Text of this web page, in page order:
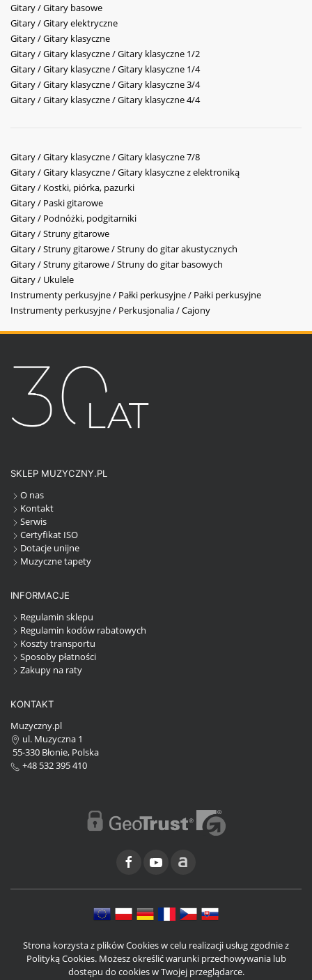
Gitary / Gitary basowe
Gitary / Gitary elektryczne
Gitary / Gitary klasyczne
Gitary / Gitary klasyczne / Gitary klasyczne 1/2
Gitary / Gitary klasyczne / Gitary klasyczne 1/4
Gitary / Gitary klasyczne / Gitary klasyczne 3/4
Gitary / Gitary klasyczne / Gitary klasyczne 4/4
Gitary / Gitary klasyczne / Gitary klasyczne 7/8
Gitary / Gitary klasyczne / Gitary klasyczne z elektroniką
Gitary / Kostki, piórka, pazurki
Gitary / Paski gitarowe
Gitary / Podnóżki, podgitarniki
Gitary / Struny gitarowe
Gitary / Struny gitarowe / Struny do gitar akustycznych
Gitary / Struny gitarowe / Struny do gitar basowych
Gitary / Ukulele
Instrumenty perkusyjne / Pałki perkusyjne / Pałki perkusyjne
Instrumenty perkusyjne / Perkusjonalia / Cajony
SKLEP MUZYCZNY.PL
O nas
Kontakt
Serwis
Certyfikat ISO
Dotacje unijne
Muzyczne tapety
INFORMACJE
Regulamin sklepu
Regulamin kodów rabatowych
Koszty transportu
Sposoby płatności
Zakupy na raty
KONTAKT
Muzyczny.pl
ul. Muzyczna 1
55-330 Błonie, Polska
+48 532 395 410
Strona korzysta z plików Cookies w celu realizacji usług zgodnie z
Polityką Cookies. Możesz określić warunki przechowywania lub
dostępu do cookies w Twojej przeglądarce.